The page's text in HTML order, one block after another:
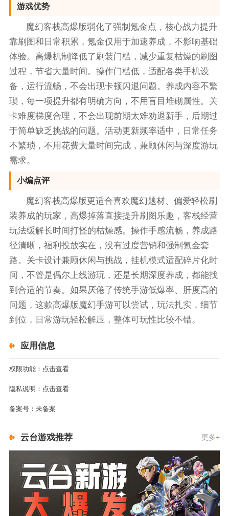
游戏优势
魔幻客栈高爆版弱化了强制氪金点，核心战力提升
靠刷图和日常积累，氪金仅用于加速养成，不影响基础
体验。高爆机制降低了刷装门槛，减少重复枯燥的刷图
过程，节省大量时间。操作门槛低，适配各类手机设
备，运行流畅，不会出现卡顿闪退问题。养成内容不繁
琐，每一项提升都有明确方向，不用盲目堆砌属性。关
卡难度梯度合理，不会出现前期太难劝退新手，后期过
于简单缺乏挑战的问题。活动更新频率适中，日常任务
不繁琐，不用花费大量时间完成，兼顾休闲与深度游玩
需求。
小编点评
魔幻客栈高爆版更适合喜欢魔幻题材、偏爱轻松刷
装养成的玩家，高爆掉落直接提升刷图乐趣，客栈经营
玩法缓解长时间打怪的枯燥感。操作手感流畅，养成路
径清晰，福利投放实在，没有过度营销和强制氪金套
路。关卡设计兼顾休闲与挑战，挂机模式适配碎片化时
间，不管是偶尔上线游玩，还是长期深度养成，都能找
到合适的节奏。如果厌倦了传统手游低爆率、肝度高的
问题，这款高爆版魔幻手游可以尝试，玩法扎实，细节
到位，日常游玩轻松解压，整体可玩性比较不错。
应用信息
权限功能： 点击查看
隐私说明： 点击查看
备案号： 未备案
云台游戏推荐 更多+